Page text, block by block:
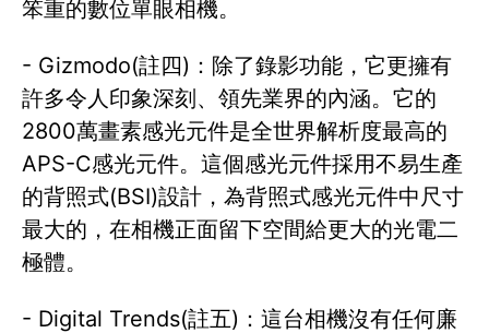
笨重的數位單眼相機。
- Gizmodo(註四)：除了錄影功能，它更擁有
許多令人印象深刻、領先業界的內涵。它的
2800萬畫素感光元件是全世界解析度最高的
APS-C感光元件。這個感光元件採用不易生產
的背照式(BSI)設計，為背照式感光元件中尺寸
最大的，在相機正面留下空間給更大的光電二
極體。
- Digital Trends(註五)：這台相機沒有任何廉